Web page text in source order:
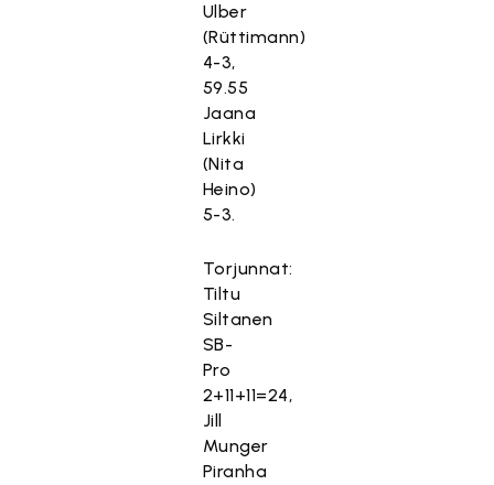
Ulber
(Rüttimann)
4-3,
59.55
Jaana
Lirkki
(Nita
Heino)
5-3.
Torjunnat:
Tiltu
Siltanen
SB-
Pro
2+11+11=24,
Jill
Munger
Piranha